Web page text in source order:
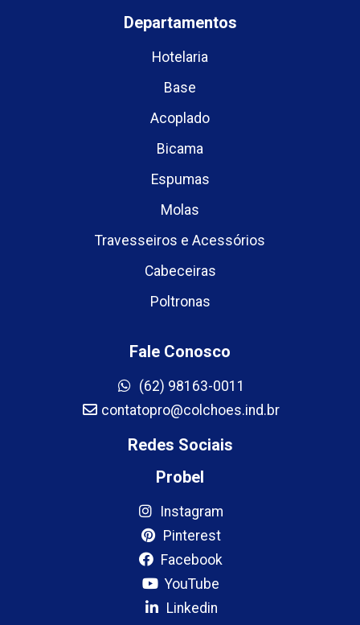
Departamentos
Hotelaria
Base
Acoplado
Bicama
Espumas
Molas
Travesseiros e Acessórios
Cabeceiras
Poltronas
Fale Conosco
(62) 98163-0011
contatopro@colchoes.ind.br
Redes Sociais
Probel
Instagram
Pinterest
Facebook
YouTube
Linkedin